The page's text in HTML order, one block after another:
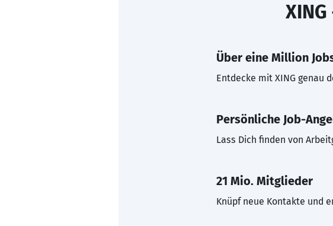
Über eine Million
Entdecke mit XING genau
Persönliche Job-
Lass Dich finden von
21 Mio. Mitglieder
Knüpf neue Kontakte und